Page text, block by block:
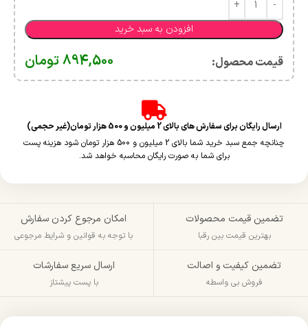
افزودن به سبد خرید
قیمت محصول:​ 894,500تومان
ارسال رایگان برای سفارش های بالای 2 میلیون و 500 هزار تومان(غیر حجمی)
چنانچه جمع سبد خرید شما بالای 2 میلیون و 500 هزار تومان شود هزینه پست
برای شما به صورت رایگان محاسبه خواهد شد.
تضمین قیمت محصولات
بهترین قیمت بین رقبا
امکان مرجوع کردن سفارش
با توجه به قوانین و شرایط مرجوعی
تضمین کیفیت و اصالت
فروش بی واسطه
ارسال سریع سفارشات
با پست پیشتاز